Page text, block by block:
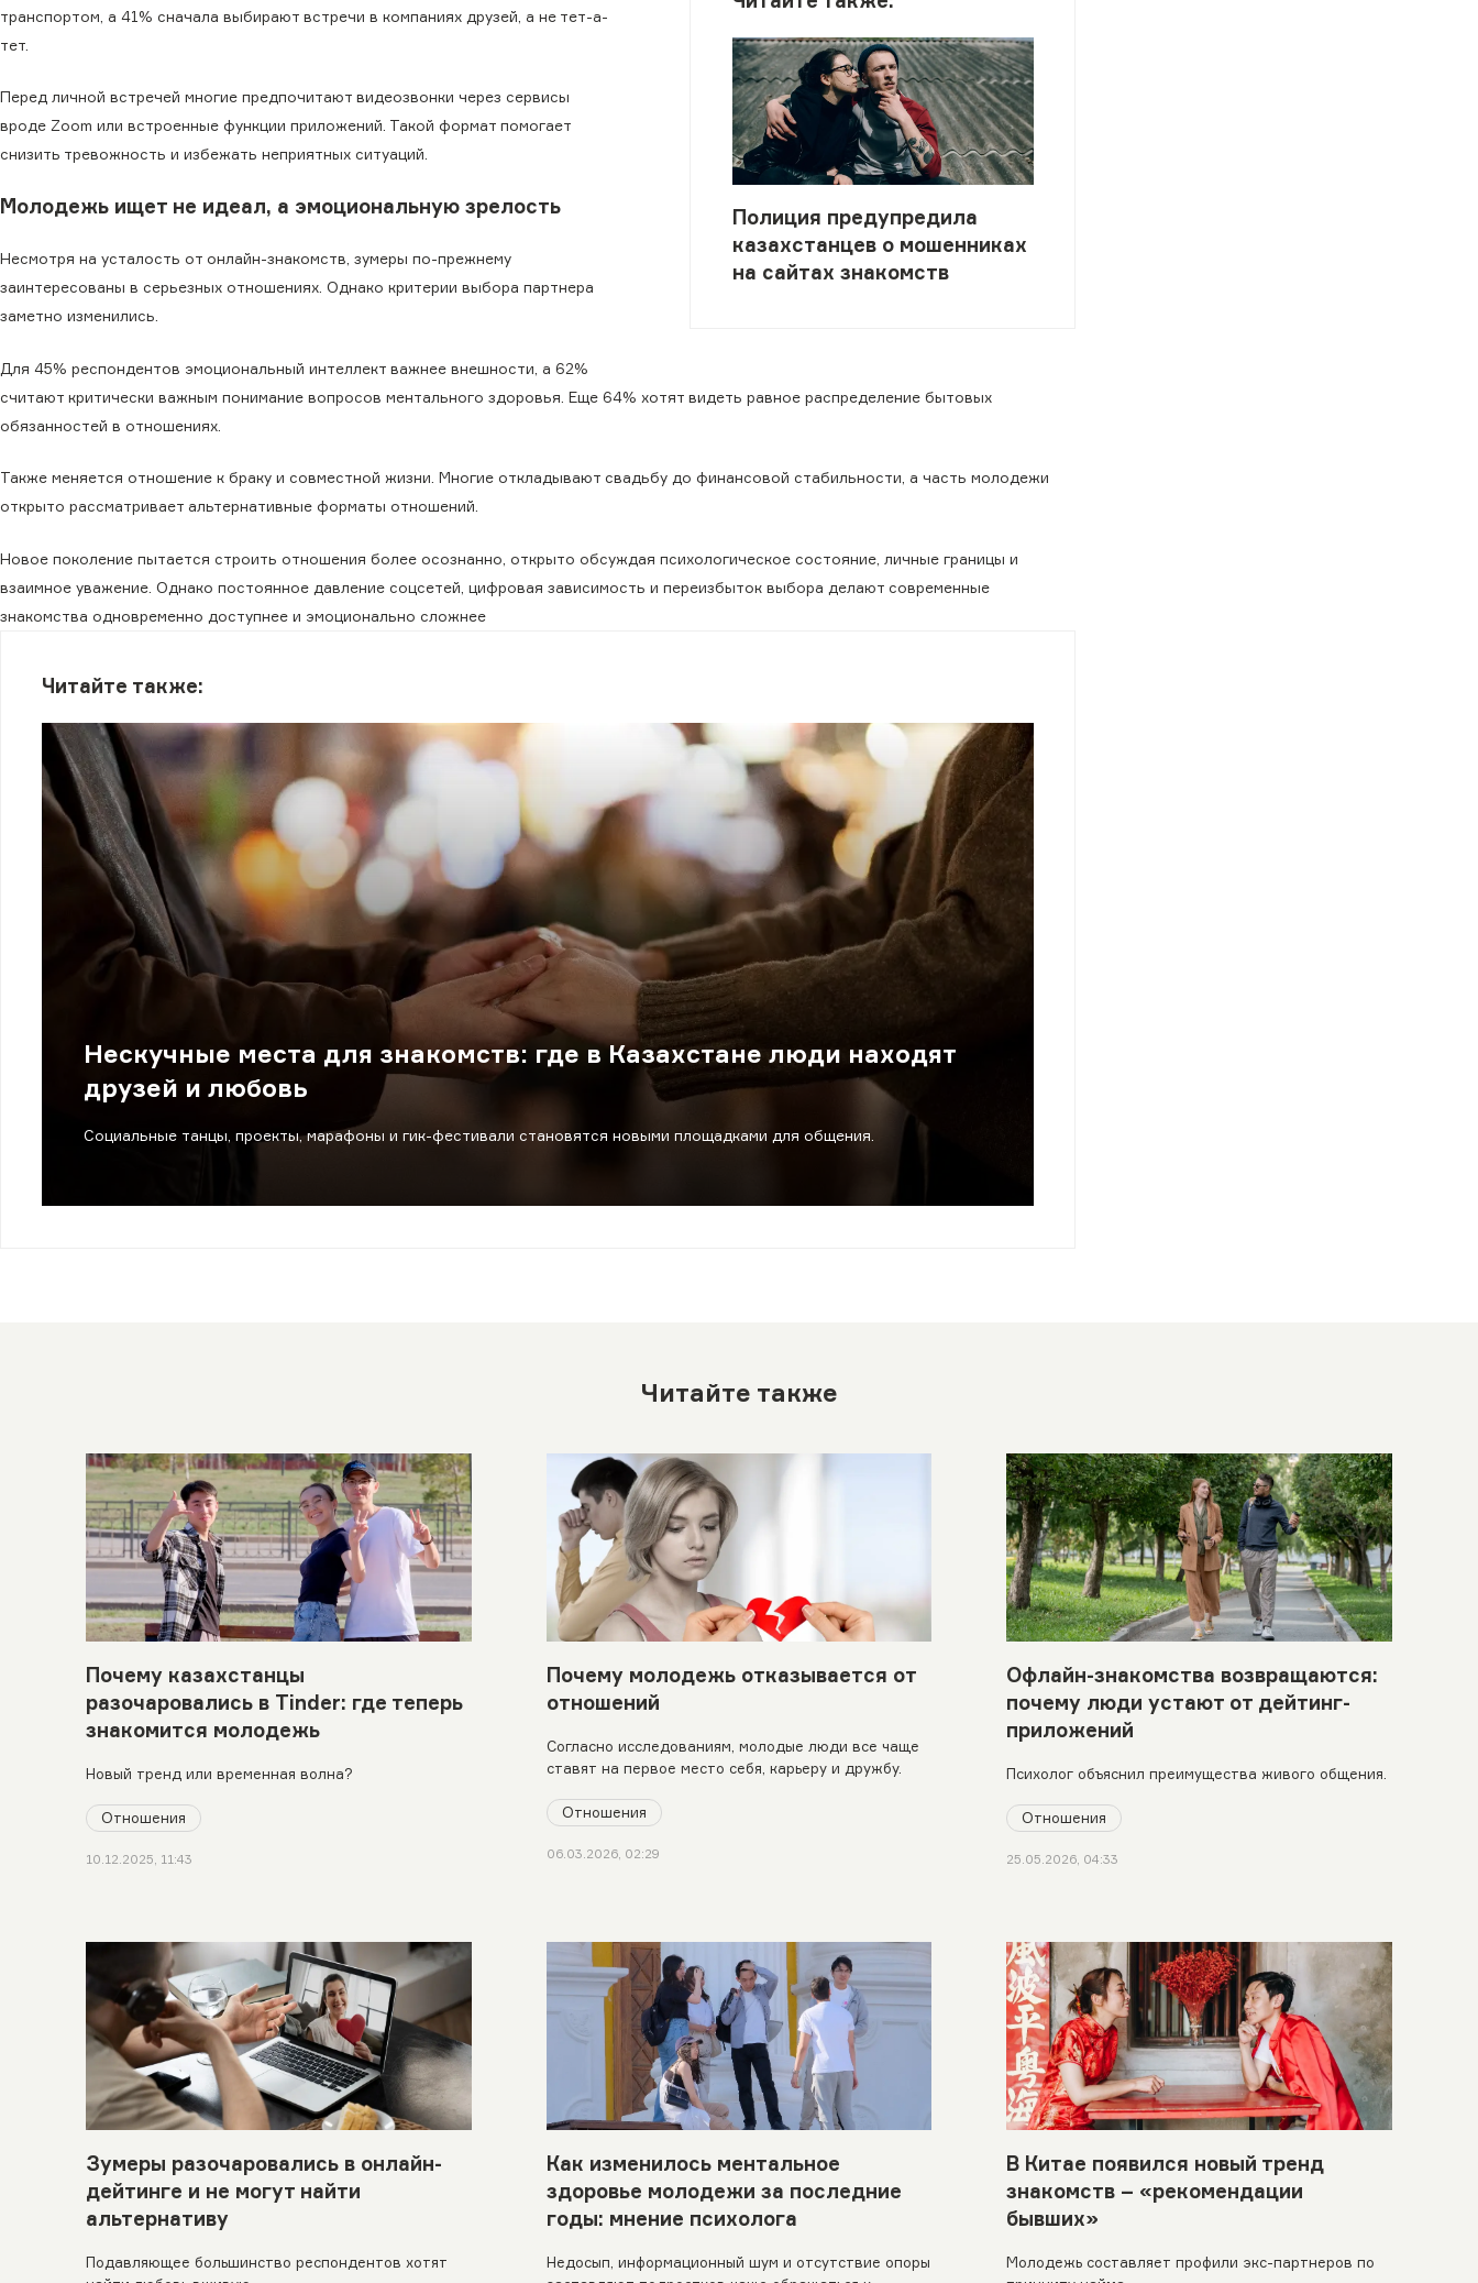
Полиция предупредила
казахстанцев о мошенниках
на сайтах знакомств
транспортом, а 41% сначала выбирают встречи в компаниях друзей, а не тет-а-
тет.
Перед личной встречей многие предпочитают видеозвонки через сервисы
вроде Zoom или встроенные функции приложений. Такой формат помогает
снизить тревожность и избежать неприятных ситуаций.
Молодежь ищет не идеал, а эмоциональную зрелость
Несмотря на усталость от онлайн-знакомств, зумеры по-прежнему
заинтересованы в серьезных отношениях. Однако критерии выбора партнера
заметно изменились.
Для 45% респондентов эмоциональный интеллект важнее внешности, а 62%
считают критически важным понимание вопросов ментального здоровья. Еще 64% хотят видеть равное распределение бытовых
обязанностей в отношениях.
Также меняется отношение к браку и совместной жизни. Многие откладывают свадьбу до финансовой стабильности, а часть молодежи
открыто рассматривает альтернативные форматы отношений.
Новое поколение пытается строить отношения более осознанно, открыто обсуждая психологическое состояние, личные границы и
взаимное уважение. Однако постоянное давление соцсетей, цифровая зависимость и переизбыток выбора делают современные
знакомства одновременно доступнее и эмоционально сложнее
Читайте также:
Нескучные места для знакомств: где в Казахстане люди находят
друзей и любовь
Социальные танцы, проекты, марафоны и гик-фестивали становятся новыми площадками для общения.
Читайте также
Почему казахстанцы
разочаровались в Tinder: где теперь
знакомится молодежь
Новый тренд или временная волна?
Отношения
10.12.2025, 11:43
Почему молодежь отказывается от
отношений
Согласно исследованиям, молодые люди все чаще
ставят на первое место себя, карьеру и дружбу.
Отношения
06.03.2026, 02:29
Офлайн-знакомства возвращаются:
почему люди устают от дейтинг-
приложений
Психолог объяснил преимущества живого общения.
Отношения
25.05.2026, 04:33
Зумеры разочаровались в онлайн-
дейтинге и не могут найти
альтернативу
Подавляющее большинство респондентов хотят
Как изменилось ментальное
здоровье молодежи за последние
годы: мнение психолога
Недосып, информационный шум и отсутствие опоры
В Китае появился новый тренд
знакомств – «рекомендации
бывших»
Молодежь составляет профили экс-партнеров по